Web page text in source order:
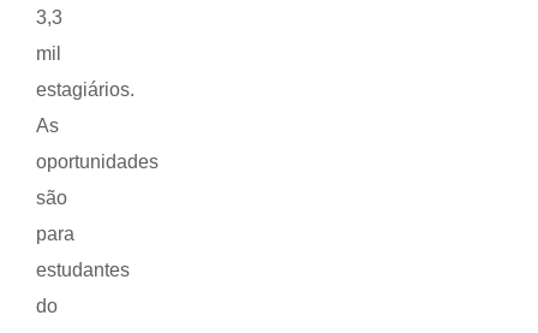
3,3
mil
estagiários.
As
oportunidades
são
para
estudantes
do